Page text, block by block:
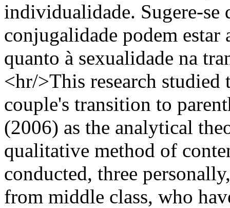
individualidade. Sugere-se
conjugalidade podem estar
quanto à sexualidade na
<hr/>This research
couple's transition to
(2006) as the analytical
qualitative method of
conducted, three
from middle class, who